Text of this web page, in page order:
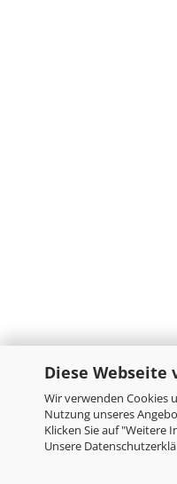
Diese Webseite
Wir verwenden Cookies
Nutzung unseres
Klicken Sie auf "Weitere
Unsere